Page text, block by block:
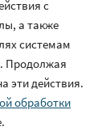
с
а также
системам
Продолжая
эти действия.
обработки